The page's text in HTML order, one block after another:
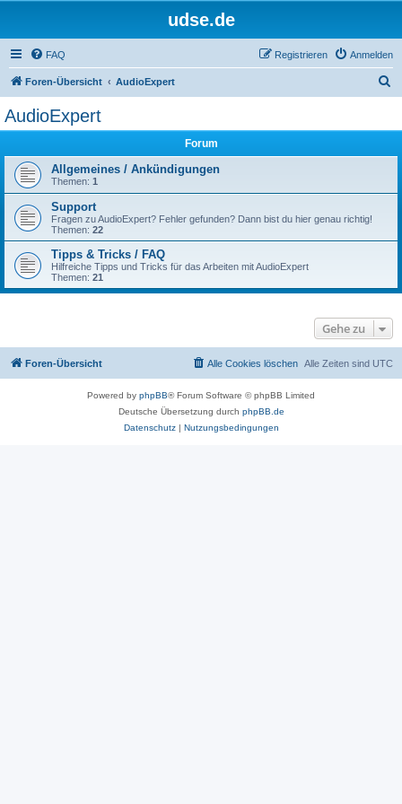
udse.de
FAQ Anmelden
Registrieren
Foren-Übersicht AudioExpert
AudioExpert
Forum
Allgemeines / Ankündigungen
Themen: 1
Support
Fragen zu AudioExpert? Fehler gefunden? Dann bist du hier genau richtig!
Themen: 22
Tipps & Tricks / FAQ
Hilfreiche Tipps und Tricks für das Arbeiten mit AudioExpert
Themen: 21
Gehe zu
Foren-Übersicht Alle Zeiten sind UTC
Alle Cookies löschen
Powered by phpBB® Forum Software © phpBB Limited
Deutsche Übersetzung durch phpBB.de
Datenschutz| Nutzungsbedingungen